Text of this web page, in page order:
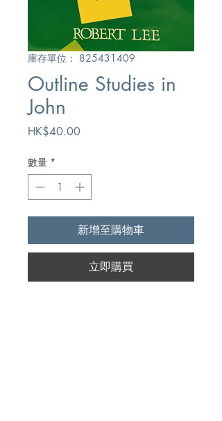
庫存單位： 825431409
Outline Studies in
John
HK$40.00價
數量 *
新增至購物車
立即購買